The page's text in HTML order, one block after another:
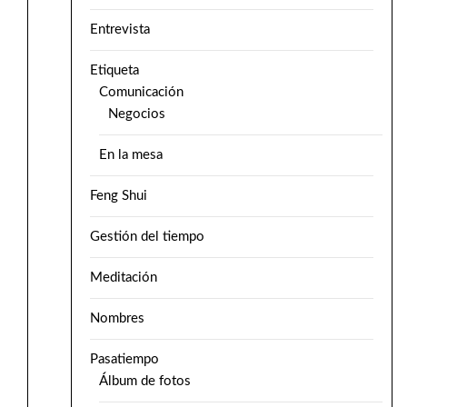
Entrevista
Etiqueta
Comunicación
Negocios
En la mesa
Feng Shui
Gestión del tiempo
Meditación
Nombres
Pasatiempo
Álbum de fotos